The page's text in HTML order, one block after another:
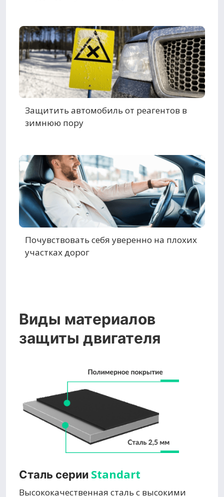
Защитить автомобиль от реагентов в
зимнюю пору
Почувствовать себя уверенно на плохих
участках дорог
Виды материалов
защиты двигателя
Сталь серии Standart
Высококачественная сталь с высокими